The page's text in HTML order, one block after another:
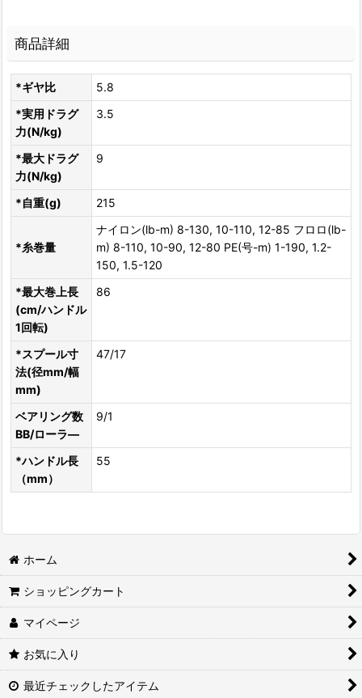
商品詳細
*ギヤ比
5.8
*実用ドラグ
力(N/kg)
3.5
*最大ドラグ
力(N/kg)
9
*自重(g) 215
*糸巻量
ナイロン(lb-m) 8-130, 10-110, 12-85 フロロ(lb-
m) 8-110, 10-90, 12-80 PE(号-m) 1-190, 1.2-
150, 1.5-120
*最大巻上長
(cm/ハンドル
1回転)
86
*スプール寸
法(径mm/幅
mm)
47/17
ベアリング数
BB/ローラ―
9/1
*ハンドル長
（mm）
55
ホーム
ショッピングカート
マイページ
お気に入り
最近チェックしたアイテム